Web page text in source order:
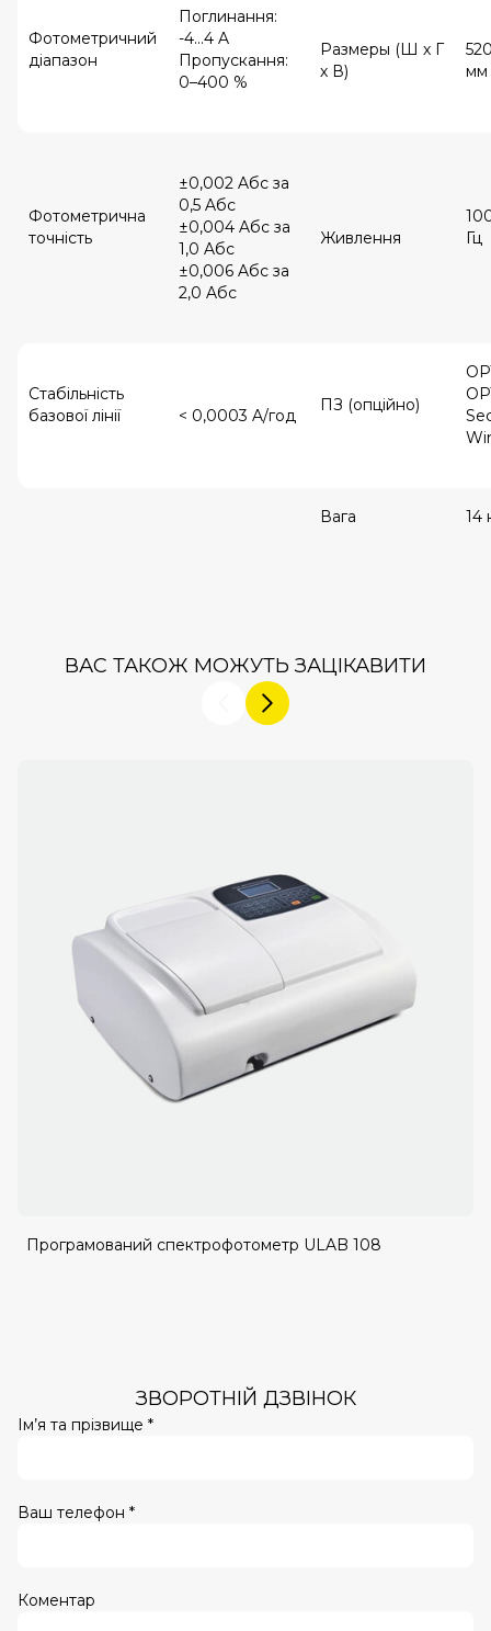
Фотометричний
діапазон
Поглинання:
-4...4 A
Пропускання:
0–400 %
Размеры (Ш х Г
х В)
мм
Фотометрична
точність
±0,002 Aбс за
0,5 Aбс
±0,004 Aбс за
1,0 Aбс
±0,006 Aбс за
2,0 Aбс
Живлення
Гц
Стабільність
базової лінії
< 0,0003 A/год
ПЗ (опційно)
Вага 14
ВАС ТАКОЖ МОЖУТЬ ЗАЦІКАВИТИ
Програмований спектрофотометр ULAB 108
ЗВОРОТНІЙ ДЗВІНОК
Ім’я та прізвище *
Ваш телефон *
Коментар